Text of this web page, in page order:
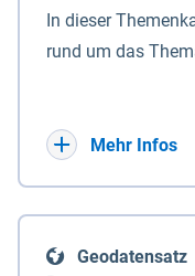
Schutz eines
vor Sturmfluten,
Eigenschaft
die Deichbehörde
In dieser
rund um das
sowie Status der
laufendenMehr Infos
Geodatensatz